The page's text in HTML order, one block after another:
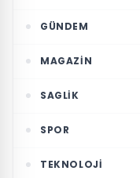
GÜNDEM
MAGAZIN
SAGLIK
SPOR
TEKNOLOJI